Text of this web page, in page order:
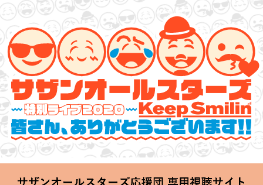
サザンオールスターズ 特別ライブ 2020
2020.06.25 Thu 20:00 Start at 横浜アリーナ